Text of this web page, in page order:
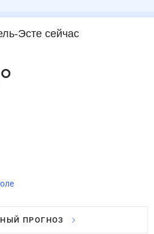
Эстесейчас
°
ПРОГНОЗ